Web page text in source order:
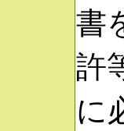
書
許
に